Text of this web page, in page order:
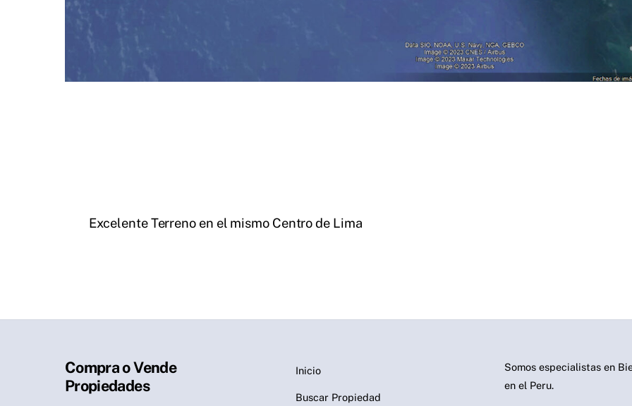
Excelente Terreno en el mismo Centro de Lima
Compra o Vende
Propiedades
Inicio
Buscar Propiedad
Somos especialistas en
en el Peru.